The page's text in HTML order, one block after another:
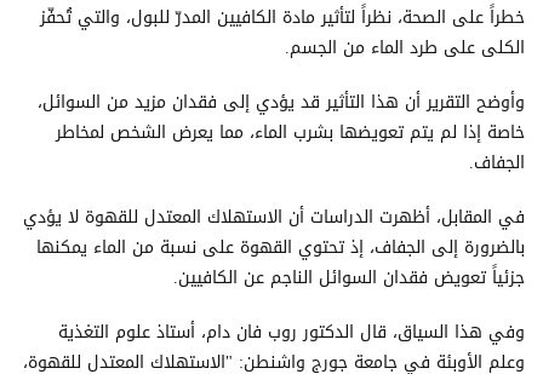
خطراً على الصحة، نظراً لتأثير مادة الكافيين المدرّ للبول، والتي تُحفّز
الكلى على طرد الماء من الجسم.
وأوضح التقرير أن هذا التأثير قد يؤدي إلى فقدان مزيد من السوائل،
خاصة إذا لم يتم تعويضها بشرب الماء، مما يعرض الشخص لمخاطر
الجفاف.
في المقابل، أظهرت الدراسات أن الاستهلاك المعتدل للقهوة لا يؤدي
بالضرورة إلى الجفاف، إذ تحتوي القهوة على نسبة من الماء يمكنها
جزئياً تعويض فقدان السوائل الناجم عن الكافيين.
وفي هذا السياق، قال الدكتور روب فان دام، أستاذ علوم التغذية
وعلم الأوبئة في جامعة جورج واشنطن: "الاستهلاك المعتدل للقهوة،